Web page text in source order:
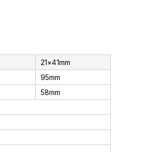
21×41mm
95mm
58mm